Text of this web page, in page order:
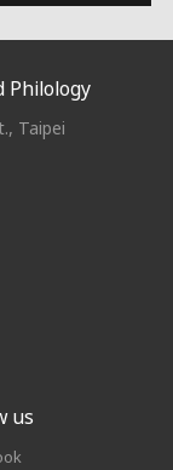
Philology
Taipei
us